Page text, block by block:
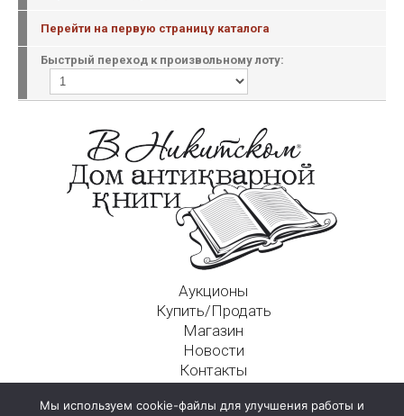
Перейти на первую страницу каталога
Быстрый переход к произвольному лоту:
Аукционы
Купить/Продать
Магазин
Новости
Контакты
125009, г. Москва, Никитский пер., д. 4а, стр. 1
Мы используем cookie-файлы для улучшения работы и